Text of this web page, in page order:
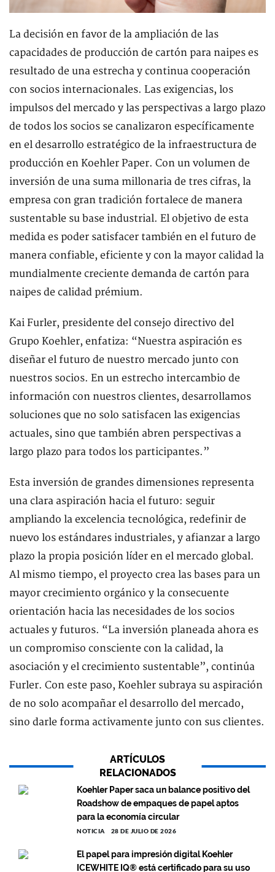
La decisión en favor de la ampliación de las
capacidades de producción de cartón para naipes es
resultado de una estrecha y continua cooperación
con socios internacionales. Las exigencias, los
impulsos del mercado y las perspectivas a largo plazo
de todos los socios se canalizaron específicamente
en el desarrollo estratégico de la infraestructura de
producción en Koehler Paper. Con un volumen de
inversión de una suma millonaria de tres cifras, la
empresa con gran tradición fortalece de manera
sustentable su base industrial. El objetivo de esta
medida es poder satisfacer también en el futuro de
manera confiable, eficiente y con la mayor calidad la
mundialmente creciente demanda de cartón para
naipes de calidad prémium.
Kai Furler, presidente del consejo directivo del
Grupo Koehler, enfatiza: “Nuestra aspiración es
diseñar el futuro de nuestro mercado junto con
nuestros socios. En un estrecho intercambio de
información con nuestros clientes, desarrollamos
soluciones que no solo satisfacen las exigencias
actuales, sino que también abren perspectivas a
largo plazo para todos los participantes.”
Esta inversión de grandes dimensiones representa
una clara aspiración hacia el futuro: seguir
ampliando la excelencia tecnológica, redefinir de
nuevo los estándares industriales, y afianzar a largo
plazo la propia posición líder en el mercado global.
Al mismo tiempo, el proyecto crea las bases para un
mayor crecimiento orgánico y la consecuente
orientación hacia las necesidades de los socios
actuales y futuros. “La inversión planeada ahora es
un compromiso consciente con la calidad, la
asociación y el crecimiento sustentable”, continúa
Furler. Con este paso, Koehler subraya su aspiración
de no solo acompañar el desarrollo del mercado,
sino darle forma activamente junto con sus clientes.
ARTÍCULOS
RELACIONADOS
Koehler Paper saca un balance positivo del
Roadshow de empaques de papel aptos
para la economía circular
NOTICIA 28 DE JULIO DE 2026
El papel para impresión digital Koehler
ICEWHITE IQ® está certificado para su uso